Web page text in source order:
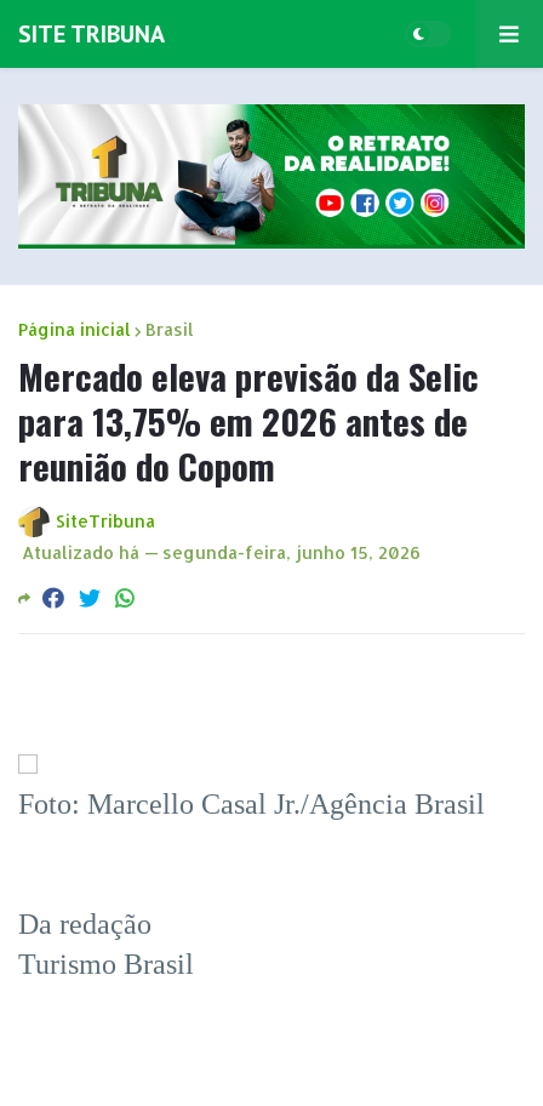
SITE TRIBUNA
Página inicial Brasil
Mercado eleva previsão da Selic
para 13,75% em 2026 antes de
reunião do Copom
SiteTribuna
Atualizado há — segunda-feira, junho 15, 2026
Foto: Marcello Casal Jr./Agência Brasil
Da redação
Turismo Brasil